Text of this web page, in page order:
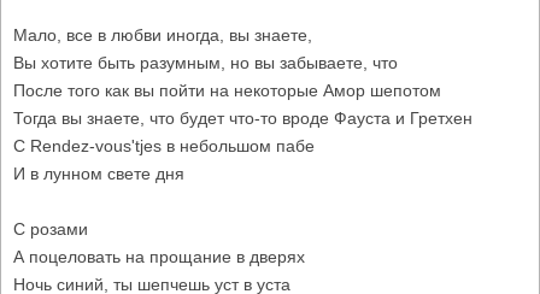
Мало, все в любви иногда, вы знаете,
Вы хотите быть разумным, но вы забываете, что
После того как вы пойти на некоторые Амор шепотом
Тогда вы знаете, что будет что-то вроде Фауста и Гретхен
С Rendez-vous'tjes в небольшом пабе
И в лунном свете дня
С розами
А поцеловать на прощание в дверях
Ночь синий, ты шепчешь уст в уста